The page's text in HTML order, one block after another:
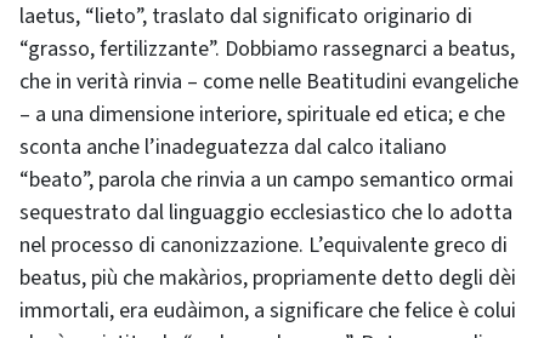
laetus, “lieto”, traslato dal significato originario di
“grasso, fertilizzante”. Dobbiamo rassegnarci a beatus,
che in verità rinvia – come nelle Beatitudini evangeliche
– a una dimensione interiore, spirituale ed etica; e che
sconta anche l’inadeguatezza dal calco italiano
“beato”, parola che rinvia a un campo semantico ormai
sequestrato dal linguaggio ecclesiastico che lo adotta
nel processo di canonizzazione. L’equivalente greco di
beatus, più che makàrios, propriamente detto degli dèi
immortali, era eudàimon, a significare che felice è colui